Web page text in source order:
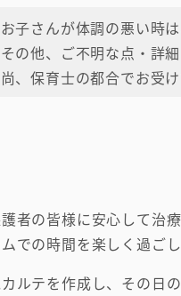
お子さんが体調の悪い時
その他、ご不明な点・詳
尚、保育士の都合でお受
者の皆様に安心して治
での時間を楽しく過ご
ルテを作成し、その日